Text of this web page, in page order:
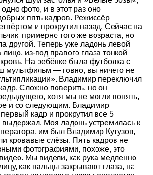
фото, и в этот раз оно
пять кадров. Режиссёр
и прокрутил назад. Сейчас на
примерно того же возраста, но
другой. Теперь уже ладонь левой
лицо, из-под правого глаза тонкой
кровь. На ребёнке была футболка с
мультфильм — говно, вы ничего не
. Владимир переключил
Сложно поверить, но он
хотя мы не могли понять,
и со следующим. Владимир
кадр и прокрутил все 5
выдержал. Моя ладонь устремилась к
им был Владимир Кутузов,
кровавые слёзы. Пять кадров не
фотографиями, похоже, это
Мы видели, как рука медленно
как пальцы закрывают глаза, на